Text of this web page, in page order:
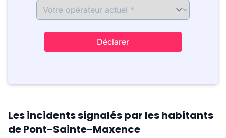
Déclarer
Les incidents signalés par les habitants
de Pont-Sainte-Maxence